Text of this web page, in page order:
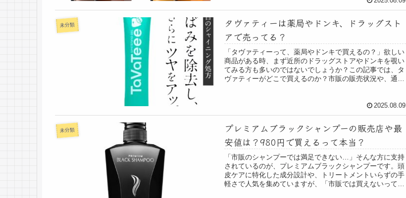
未分類
タヴァティーは薬局やドンキ、ドラッグスト
アで売ってる？
「タヴァティーって、薬局やドンキで買えるの？」欲しい
商品がある時、まず近所のドラッグストアやドンキを覗い
てみる方も多いのではないでしょうか？この記事では、タ
ヴァティーがどこで買えるのか？市販の販売状況や、通販
2025.08.09
未分類
プレミアムブラックシャンプーの販売店や最
安値は？980円で買えるって本当？
「市販のシャンプーでは満足できない…」そんな方に支持
されているのが、プレミアムブラックシャンプーです。頭
皮ケアに特化した成分設計や、トリートメントいらずの手
軽さで人気を集めていますが、「市販では買えないって本